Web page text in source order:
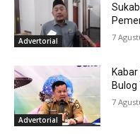
Advertorial 7
Advertorial
Bulog
7